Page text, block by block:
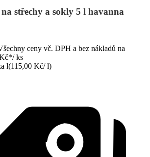
střechy a sokly 5 l havanna
ceny vč. DPH a bez nákladů na
*/ ks
l(115,00 Kč/ l)